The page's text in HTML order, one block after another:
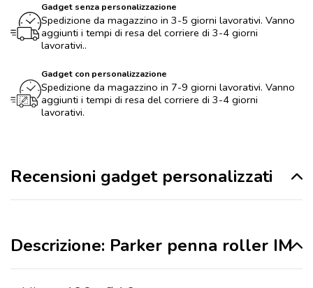
Gadget senza personalizzazione
Spedizione da magazzino in 3-5 giorni lavorativi. Vanno
aggiunti i tempi di resa del corriere di 3-4 giorni
lavorativi..
Gadget con personalizzazione
Spedizione da magazzino in 7-9 giorni lavorativi. Vanno
aggiunti i tempi di resa del corriere di 3-4 giorni
lavorativi.
Recensioni gadget personalizzati
Descrizione: Parker penna roller IM